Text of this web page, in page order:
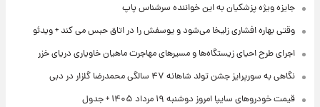
جایزه ویژه پزشکیان به این خواننده سرشناس پاپ
وقتی بهاره افشاری زلیخا می‌شود و یوسفش را در اتاق حبس می کند + ویدئو
اجرای طرح احیای زیستگاه‌ها و مسیرهای مهاجرت ماهیان خاویاری دریای خزر
نگاهی به سورپرایز جشن تولد شاهانه ۴۷ سالگی محمدرضا گلزار در دبی
قیمت خودروهای سایپا امروز دوشنبه ۱۹ مرداد ۱۴۰۵ + جدول